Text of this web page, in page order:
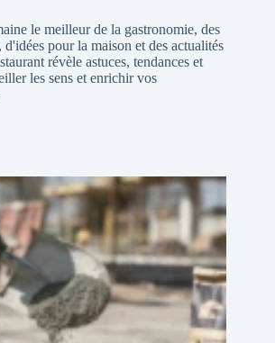
le meilleur de la gastronomie, des
pour la maison et des actualités
révèle astuces, tendances et
les sens et enrichir vos